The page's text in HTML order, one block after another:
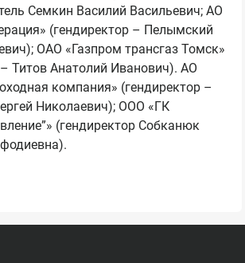
Семкин Василий Васильевич; АО
(гендиректор – Пелымский
ОАО «Газпром трансгаз Томск»
Титов Анатолий Иванович). АО
компания» (гендиректор –
Николаевич); ООО «ГК
(гендиректор Собканюк